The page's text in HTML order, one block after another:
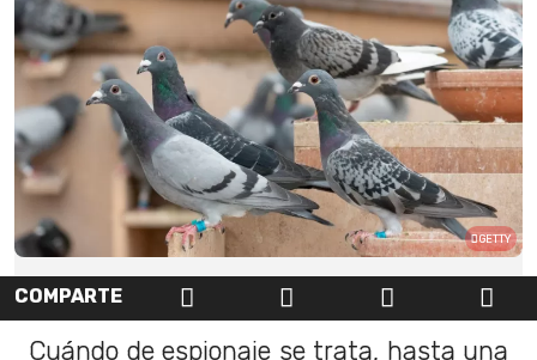
GETTY
COMPARTE
Cuándo de espionaje se trata, hasta una